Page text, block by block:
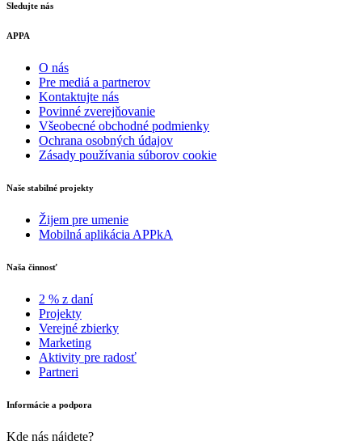
Sledujte nás
APPA
O nás
Pre mediá a partnerov
Kontaktujte nás
Povinné zverejňovanie
Všeobecné obchodné podmienky
Ochrana osobných údajov
Zásady používania súborov cookie
Naše stabilné projekty
Žijem pre umenie
Mobilná aplikácia APPkA
Naša činnosť
2 % z daní
Projekty
Verejné zbierky
Marketing
Aktivity pre radosť
Partneri
Informácie a podpora
Kde nás nájdete?